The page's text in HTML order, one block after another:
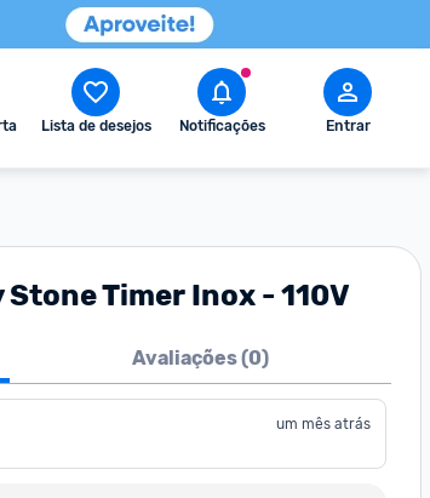
Lista de desejos Notificações Entrar
Timer Inox - 110V
Avaliações (0)
um mês atrás